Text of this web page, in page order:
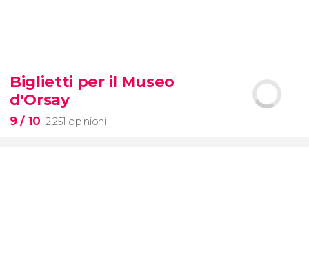
Musei Vaticani
Basilica
Biglietti per il Museo
d'Orsay
9/ 10 2.251 opinioni